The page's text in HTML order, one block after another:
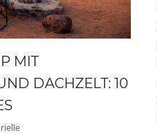
MIT
DACHZELT: 10